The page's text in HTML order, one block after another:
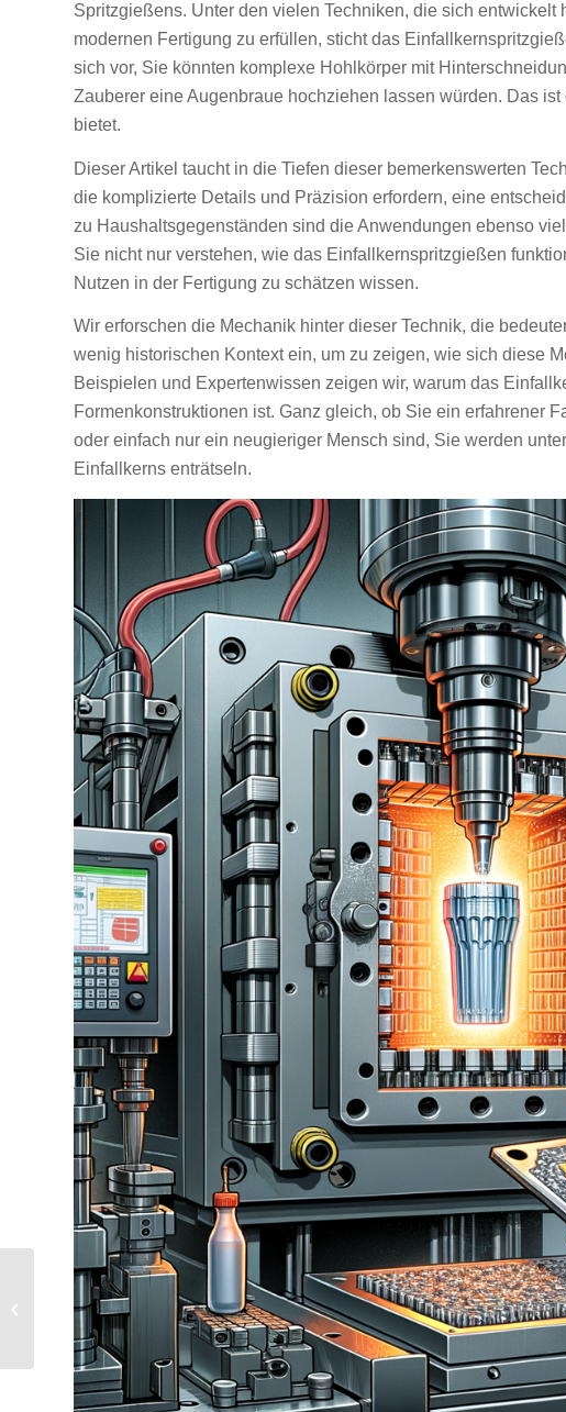
Spritzgießens. Unter den vielen Techniken, die sich
modernen Fertigung zu erfüllen, sticht das
sich vor, Sie könnten komplexe Hohlkörper mit
Zauberer eine Augenbraue hochziehen lassen würden. Das
bietet.
Dieser Artikel taucht in die Tiefen dieser bemerkenswerten
die komplizierte Details und Präzision erfordern, eine
zu Haushaltsgegenständen sind die Anwendungen ebenso
Sie nicht nur verstehen, wie das Einfallkernspritzgießen
Nutzen in der Fertigung zu schätzen wissen.
Wir erforschen die Mechanik hinter dieser Technik, die
wenig historischen Kontext ein, um zu zeigen, wie sich diese
Beispielen und Expertenwissen zeigen wir, warum das
Formenkonstruktionen ist. Ganz gleich, ob Sie ein erfahrener
oder einfach nur ein neugieriger Mensch sind, Sie werden
Einfallkerns enträtseln.
Spritzgießen mit
nylonverstärktem
Kunststoff: Vorteile,
Herausforderungen und
beste...